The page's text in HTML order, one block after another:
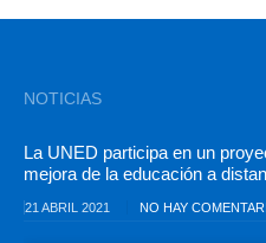
NOTICIAS
La UNED participa en un
mejora de la educación a
21 ABRIL 2021 NO HAY